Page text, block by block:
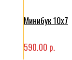
Минибук 10х7
590.00 р.